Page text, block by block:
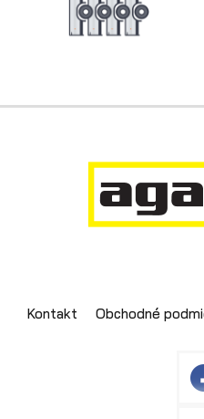
Kontakt Obchodné